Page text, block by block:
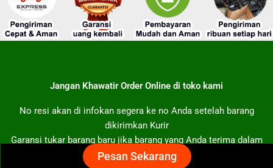
Pesan Sekarang
Jangan Khawatir Order Online di toko kami
No resi akan di infokan segera ke no Anda setelah barang
dikirimkan Kurir
Garansi tukar barang baru jika barang yang Anda terima dalam
keadaan rusak